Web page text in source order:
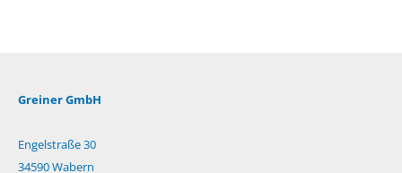
Greiner GmbH
Engelstraße 30
34590 Wabern